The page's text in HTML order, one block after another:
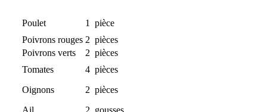
Poulet 1
pièce
Poivrons rouges 2 pièces
Poivrons verts
2 pièces
Tomates
4 pièces
Oignons
2 pièces
Ail
2 gousses